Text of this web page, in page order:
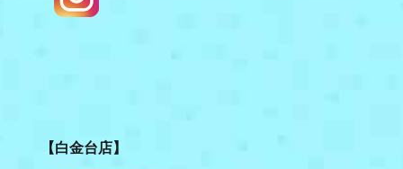
【白金台店】